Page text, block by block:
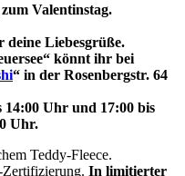
Valentinstag.
deine Liebesgrüße.
könnt ihr bei
“ in der Rosenbergstr. 64
14:00 Uhr und 17:00 bis
Uhr.
Teddy-Fleece.
In limitierter